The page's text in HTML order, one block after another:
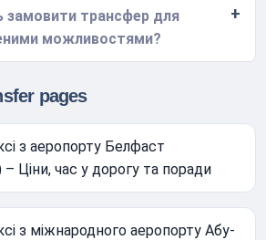
замовити трансфер для
можливостями?
pages
з аеропорту Белфаст
Ціни, час у дорогу та поради
з міжнародного аеропорту Абу-